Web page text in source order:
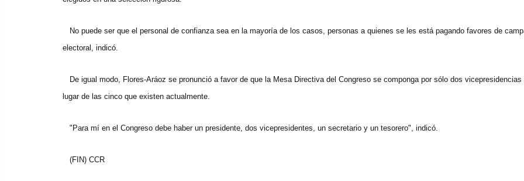
No puede ser que el personal de confianza sea en la mayoría de los casos, personas a quienes se les está pagando favores de
electoral, indicó.
De igual modo, Flores-Aráoz se pronunció a favor de que la Mesa Directiva del Congreso se componga por sólo dos vicepresidencias
lugar de las cinco que existen actualmente.
"Para mí en el Congreso debe haber un presidente, dos vicepresidentes, un secretario y un tesorero", indicó.
(FIN) CCR